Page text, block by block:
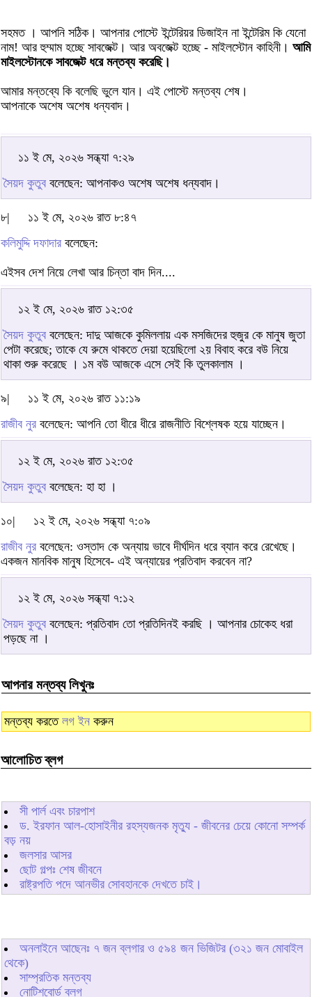
সহমত । আপনি সঠিক। আপনার পোস্টে ইন্টেরিয়র ডিজাইন না ইন্টেরিম কি যেনো
নাম! আর হুম্মাম হচ্ছে সাবজেক্ট। আর অবজেক্ট হচ্ছে - মাইলস্টোন কাহিনী। আমি
মাইলস্টোনকে সাবজেক্ট ধরে মন্তব্য করেছি।
আমার মন্তব্যে কি বলেছি ভুলে যান। এই পোস্টে মন্তব্য শেষ।
আপনাকে অশেষ অশেষ ধন্যবাদ।
১১ ই মে, ২০২৬ সন্ধ্যা ৭:২৯
সৈয়দ কুতুব বলেছেন: আপনাকও অশেষ অশেষ ধন্যবাদ।
৮|
১১ ই মে, ২০২৬ রাত ৮:৪৭
কলিমুদ্দি দফাদার বলেছেন:
এইসব দেশ নিয়ে লেখা আর চিন্তা বাদ দিন....
১২ ই মে, ২০২৬ রাত ১২:৩৫
সৈয়দ কুতুব বলেছেন: দাদু আজকে কুমিললায় এক মসজিদের হুজুর কে মানুষ জুতা
পেটা করেছে; তাকে যে রুমে থাকতে দেয়া হয়েছিলো ২য় বিবাহ করে বউ নিয়ে
থাকা শুরু করেছে । ১ম বউ আজকে এসে সেই কি তুলকালাম ।
৯|
১১ ই মে, ২০২৬ রাত ১১:১৯
রাজীব নুর বলেছেন: আপনি তো ধীরে ধীরে রাজনীতি বিশ্লেষক হয়ে যাচ্ছেন।
১২ ই মে, ২০২৬ রাত ১২:৩৫
সৈয়দ কুতুব বলেছেন: হা হা ।
১০|
১২ ই মে, ২০২৬ সন্ধ্যা ৭:০৯
রাজীব নুর বলেছেন: ওস্তাদ কে অন্যায় ভাবে দীর্ঘদিন ধরে ব্যান করে রেখেছে।
একজন মানবিক মানুষ হিসেবে- এই অন্যায়ের প্রতিবাদ করবেন না?
১২ ই মে, ২০২৬ সন্ধ্যা ৭:১২
সৈয়দ কুতুব বলেছেন: প্রতিবাদ তো প্রতিদিনই করছি । আপনার চোকেহ ধরা
পড়ছে না ।
আপনার মন্তব্য লিখুনঃ
মন্তব্য করতে লগ ইন করুন
আলোচিত ব্লগ
সী পার্ল এবং চারপাশ
ড. ইরফান আল-হোসাইনীর রহস্যজনক মৃত্যু - জীবনের চেয়ে কোনো সম্পর্ক
বড় নয়
জলসার আসর
ছোট গল্পঃ শেষ জীবনে
রাষ্ট্রপতি পদে আনভীর সোবহানকে দেখতে চাই।
অনলাইনে আছেনঃ ৭ জন ব্লগার ও ৫৯৪ জন ভিজিটর (৩২১ জন মোবাইল
থেকে)
সাম্প্রতিক মন্তব্য
নোটিশবোর্ড ব্লগ